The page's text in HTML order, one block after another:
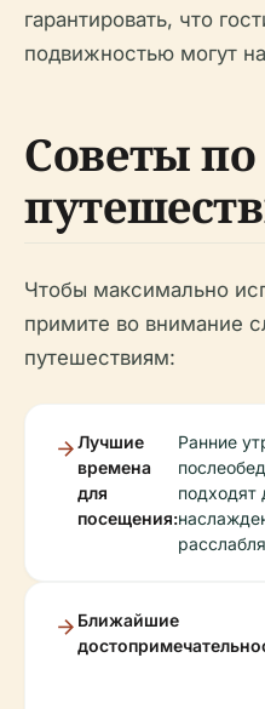
гарантировать, что
подвижностью могут
Советы по
Чтобы максимально
примите во внимание
путешествиям:
Лучшие
времена
для
посещения:
Ранние
подходят
Ближайшие